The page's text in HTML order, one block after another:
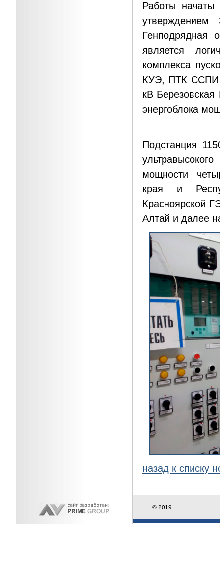
Работы
Генподрядная
является
комплекса
КУЭ, ПТК ССПИ
кВ
энергоблока
Подстанция
мощности
края и
Красноярской
Алтай и далее
назад к списку
© 2019